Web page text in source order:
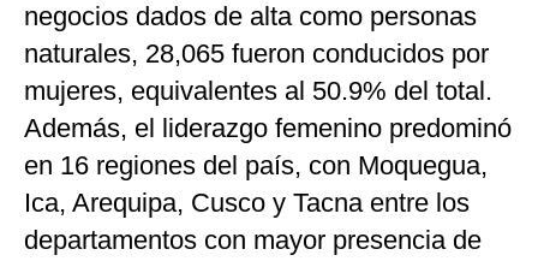
negocios dados de alta como personas
naturales, 28,065 fueron conducidos por
mujeres, equivalentes al 50.9% del total.
Además, el liderazgo femenino predominó
en 16 regiones del país, con Moquegua,
Ica, Arequipa, Cusco y Tacna entre los
departamentos con mayor presencia de